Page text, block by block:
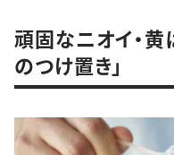
頑固なニオイ・
のつけ置き」